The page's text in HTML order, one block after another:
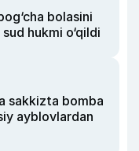
bolasini
hukmi o‘qildi
sakkizta bomba
ayblovlardan